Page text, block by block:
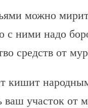
можно
с ними надо
средств от
кишит
ваш участок от